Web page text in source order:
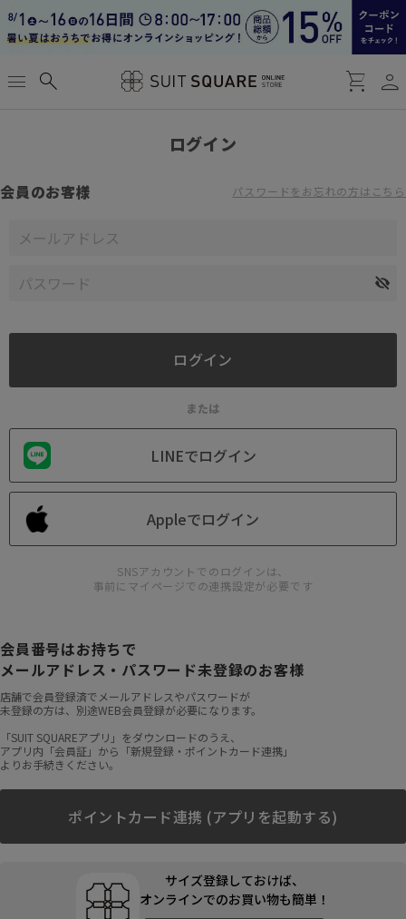
menu search shopping_cart person
ログイン
会員のお客様 パスワードをお忘れの方はこちら
または
LINEでログイン
Appleでログイン
SNSアカウントでのログインは、
事前にマイページでの連携設定が必要です
会員番号はお持ちで
メールアドレス・パスワード未登録のお客様
店舗で会員登録済でメールアドレスやパスワードが
未登録の方は、別途WEB会員登録が必要になります。
「SUIT SQUAREアプリ」をダウンロードのうえ、
アプリ内「会員証」から「新規登録・ポイントカード連携」
よりお手続きください。
ポイントカード連携 (アプリを起動する)
サイズ登録しておけば、
オンラインでのお買い物も簡単！